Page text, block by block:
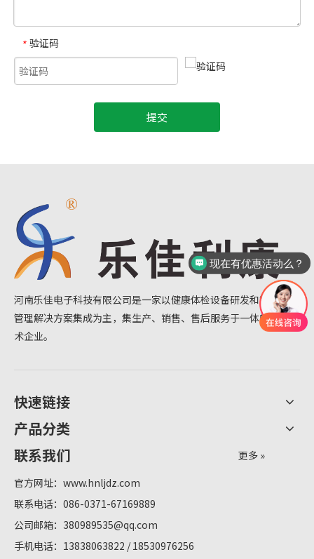
* 验证码
提交
河南乐佳电子科技有限公司是一家以健康体检设备研发和智能慢病
管理解决方案集成为主，集生产、销售、售后服务于一体的高新技
术企业。
快速链接
产品分类
联系我们
更多 »
官方网址： www.hnljdz.com
联系电话：086-0371-67169889
公司邮箱： 380989535@qq.com
手机电话：13838063822 / 18530976256
现在有优惠活动么？